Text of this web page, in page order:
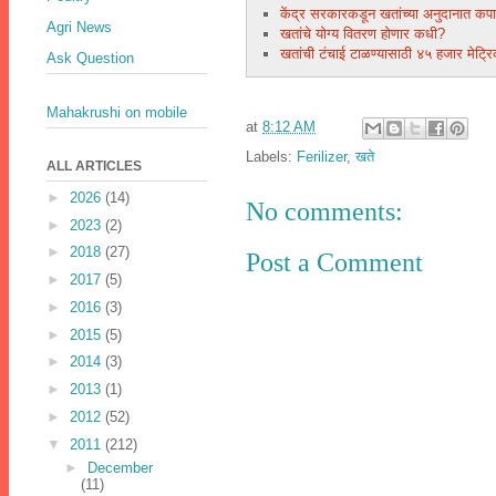
केंद्र सरकारकडून खतांच्या अनुदानात
खतांचे योग्य वितरण होणार कधी?
खतांची टंचाई टाळण्यासाठी ४५ हजार
at 8:12 AM
Labels: Ferilizer,खते
No comments:
Post a Comment
Agri News
Ask Question
Mahakrushi on mobile
ALL ARTICLES
► 2026 (14)
► 2023 (2)
► 2018 (27)
► 2017 (5)
► 2016 (3)
► 2015 (5)
► 2014 (3)
► 2013 (1)
► 2012 (52)
▼ 2011 (212)
►
December
(11)